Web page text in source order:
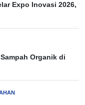
Expo Inovasi 2026,
Organik di